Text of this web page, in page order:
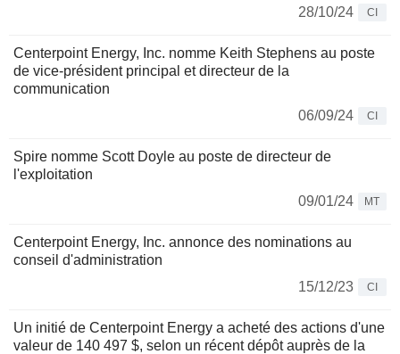
28/10/24 CI
Centerpoint Energy, Inc. nomme Keith Stephens au poste
de vice-président principal et directeur de la
communication
06/09/24
CI
Spire nomme Scott Doyle au poste de directeur de
l'exploitation
09/01/24
MT
Centerpoint Energy, Inc. annonce des nominations au
conseil d'administration
15/12/23
CI
Un initié de Centerpoint Energy a acheté des actions d'une
valeur de 140 497 $, selon un récent dépôt auprès de la